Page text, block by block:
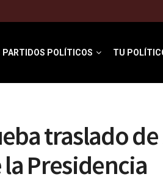
PARTIDOS POLÍTICOS TU
traslado de
Presidencia